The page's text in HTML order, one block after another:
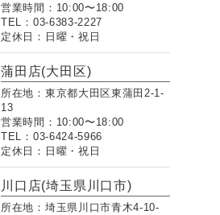
営業時間：10:00〜18:00
TEL：03-6383-2227
定休日：日曜・祝日
蒲田店(大田区)
所在地：東京都大田区東蒲田2-1-
13
営業時間：10:00〜18:00
TEL：03-6424-5966
定休日：日曜・祝日
川口店(埼玉県川口市)
所在地：埼玉県川口市青木4-10-